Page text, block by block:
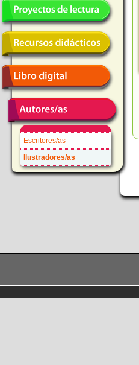
Escritores/as
Ilustradores/as